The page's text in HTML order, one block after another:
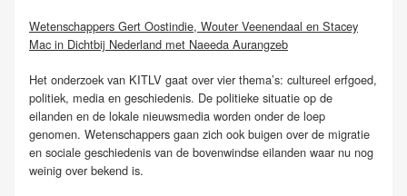
Wetenschappers Gert Oostindie, Wouter Veenendaal en Stacey
Mac in Dichtbij Nederland met Naeeda Aurangzeb
Het onderzoek van KITLV gaat over vier thema’s: cultureel erfgoed,
politiek, media en geschiedenis. De politieke situatie op de
eilanden en de lokale nieuwsmedia worden onder de loep
genomen. Wetenschappers gaan zich ook buigen over de migratie
en sociale geschiedenis van de bovenwindse eilanden waar nu nog
weinig over bekend is.